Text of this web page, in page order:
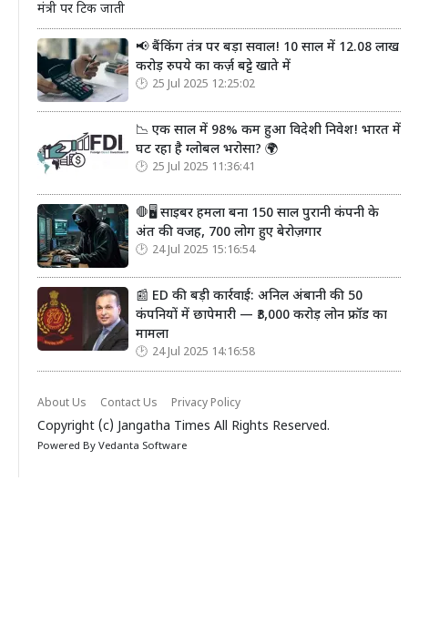
मंत्री पर टिक जाती
📢 बैंकिंग तंत्र पर बड़ा सवाल! 10 साल में 12.08 लाख
करोड़ रुपये का कर्ज़ बट्टे खाते में
25 Jul 2025 12:25:02
📉 एक साल में 98% कम हुआ विदेशी निवेश! भारत में
घट रहा है ग्लोबल भरोसा? 🌍
25 Jul 2025 11:36:41
🛑🖥️ साइबर हमला बना 150 साल पुरानी कंपनी के
अंत की वजह, 700 लोग हुए बेरोज़गार
24 Jul 2025 15:16:54
📰 ED की बड़ी कार्रवाई: अनिल अंबानी की 50
कंपनियों में छापेमारी — ₹3,000 करोड़ लोन फ्रॉड का
मामला
24 Jul 2025 14:16:58
About Us Contact Us Privacy Policy
Copyright (c) Jangatha Times All Rights Reserved.
Powered By Vedanta Software